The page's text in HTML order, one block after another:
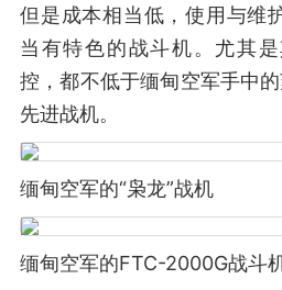
但是成本相当低，使用与维
当有特色的战斗机。尤其
控，都不低于缅甸空军手中
先进战机。
缅甸空军的“枭龙”战机
缅甸空军的FTC-2000G战斗